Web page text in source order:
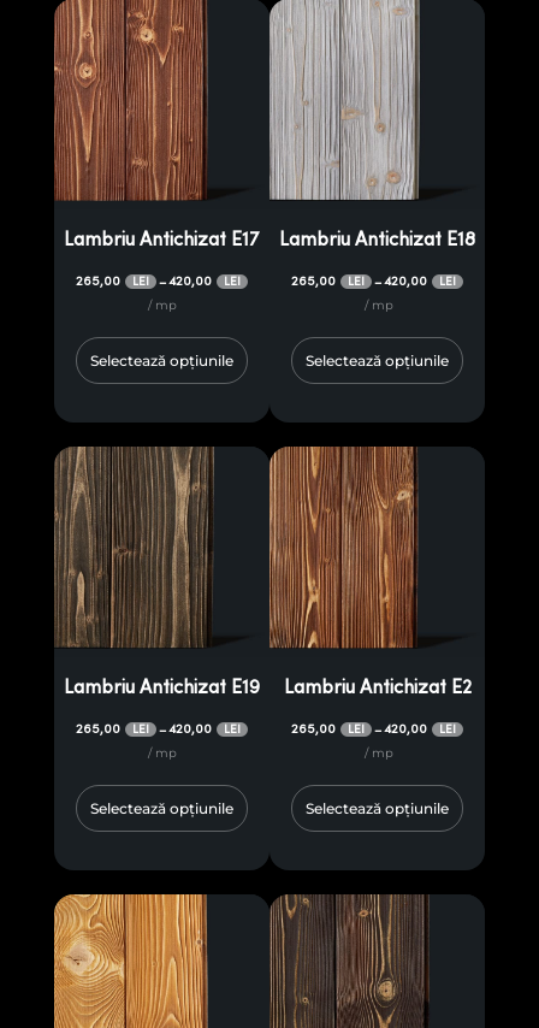
Lambriu Antichizat E17
265,00 LEI –420,00 LEI
/ mp
Selectează opțiunile
Lambriu Antichizat E18
265,00 LEI –420,00 LEI
/ mp
Selectează opțiunile
Lambriu Antichizat E19
265,00 LEI –420,00 LEI
/ mp
Selectează opțiunile
Lambriu Antichizat E2
265,00 LEI –420,00 LEI
/ mp
Selectează opțiunile